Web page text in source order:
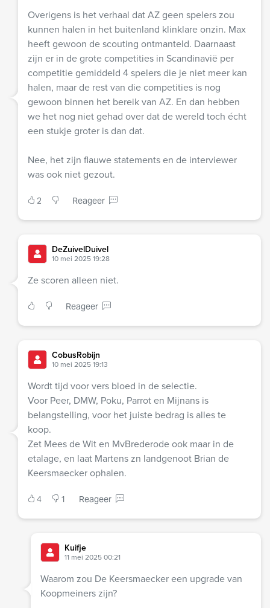
Overigens is het verhaal dat AZ geen spelers zou
kunnen halen in het buitenland klinklare onzin. Max
heeft gewoon de scouting ontmanteld. Daarnaast
zijn er in de grote competities in Scandinavië per
competitie gemiddeld 4 spelers die je niet meer kan
halen, maar de rest van die competities is nog
gewoon binnen het bereik van AZ. En dan hebben
we het nog niet gehad over dat de wereld toch écht
een stukje groter is dan dat.
Nee, het zijn flauwe statements en de interviewer
was ook niet gezout.
2 Reageer
DeZuivelDuivel
10 mei 2025 19:28
Ze scoren alleen niet.
Reageer
CobusRobijn
10 mei 2025 19:13
Wordt tijd voor vers bloed in de selectie.
Voor Peer, DMW, Poku, Parrot en Mijnans is
belangstelling, voor het juiste bedrag is alles te
koop.
Zet Mees de Wit en MvBrederode ook maar in de
etalage, en laat Martens zn landgenoot Brian de
Keersmaecker ophalen.
4 1 Reageer
Kuifje
11 mei 2025 00:21
Waarom zou De Keersmaecker een upgrade van
Koopmeiners zijn?